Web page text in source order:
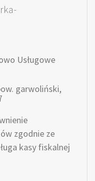
Usługowe
garwoliński,
zgodnie ze
kasy fiskalnej